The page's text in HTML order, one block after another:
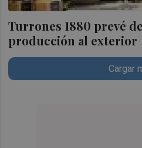
Turrones 1880 prevé
producción al exterior
Cargar